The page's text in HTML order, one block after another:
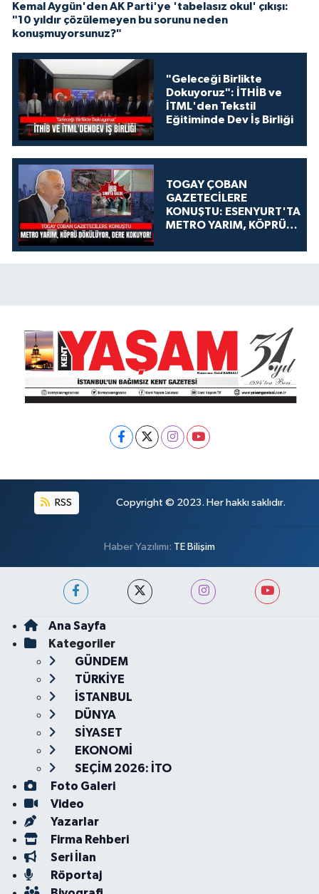
Kemal Aygün'den AK Parti'ye 'tabelasız okul' çıkışı:
"10 yıldır çözülemeyen bu sorunu neden
konuşmuyorsunuz?"
"Geleceği Birlikte
Dokuyoruz": İTHİB ve
İTML'den Tekstil
Eğitiminde Dev İş Birliği
TOGAY ÇOBAN
GAZETECİLERE
KONUŞTU: ESENYURT'TA
METRO YARIM, KÖPRÜ
KOKUYOR!
RSS Copyright © 2023. Her hakkı saklıdır.
Haber Yazılımı: TE Bilişim
Ana Sayfa
Kategoriler
GÜNDEM
TÜRKİYE
İSTANBUL
DÜNYA
SİYASET
EKONOMİ
SEÇİM 2026: İTO
Foto Galeri
Video
Yazarlar
Firma Rehberi
Seri İlan
Röportaj